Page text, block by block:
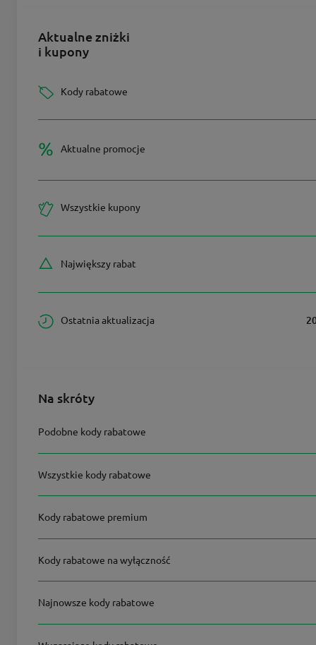
Aktualne zniżki
i kupony
Kody rabatowe
Aktualne promocje
Wszystkie kupony
Największy rabat
Ostatnia aktualizacja
Na skróty
Podobne kody rabatowe
Wszystkie kody rabatowe
Kody rabatowe premium
Kody rabatowe na wyłączność
Najnowsze kody rabatowe